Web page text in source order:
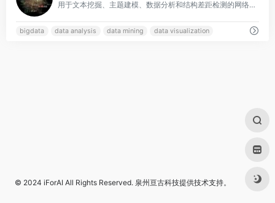
用于文本挖掘、主题建模、数据分析和结构差距检测的网络分析和可视化工具。
bigdata data analysis data mining data visualization
© 2024 iForAI All Rights Reserved. 泉州亘古科技提供技术支持。